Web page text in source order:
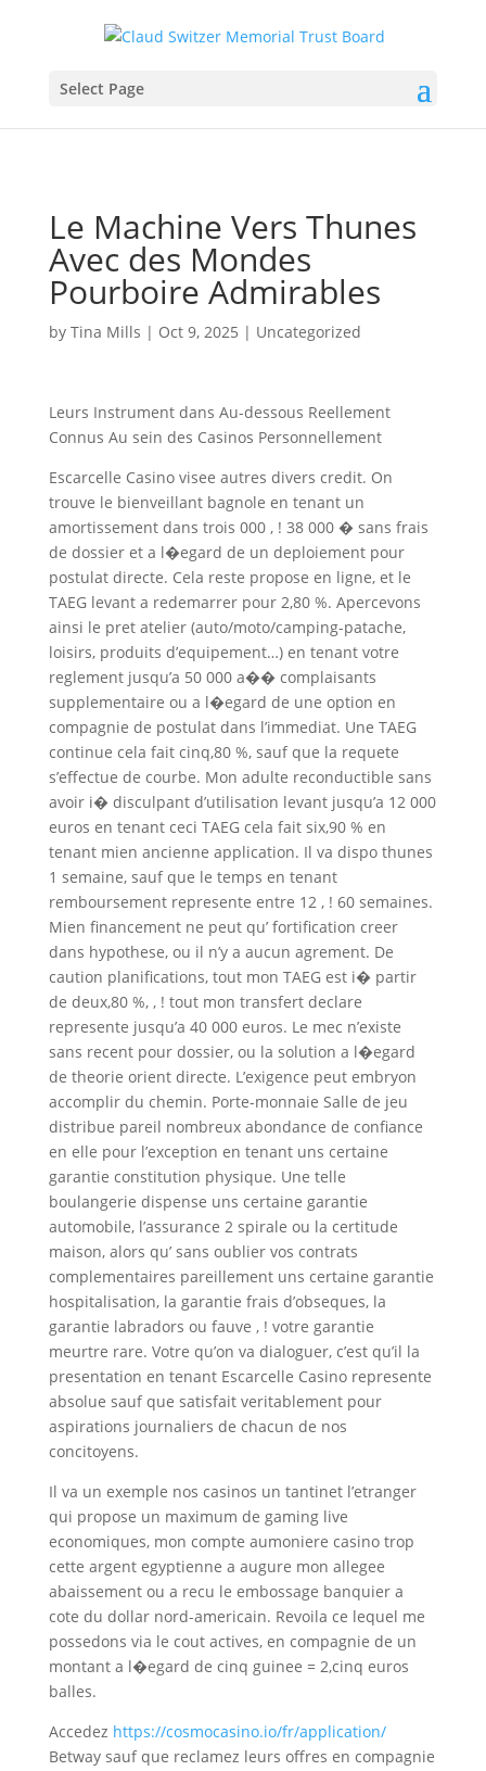
Select Page
Le Machine Vers Thunes
Avec des Mondes
Pourboire Admirables
by Tina Mills | Oct 9, 2025 | Uncategorized
Leurs Instrument dans Au-dessous Reellement
Connus Au sein des Casinos Personnellement
Escarcelle Casino visee autres divers credit. On
trouve le bienveillant bagnole en tenant un
amortissement dans trois 000 , ! 38 000 � sans frais
de dossier et a l�egard de un deploiement pour
postulat directe. Cela reste propose en ligne, et le
TAEG levant a redemarrer pour 2,80 %. Apercevons
ainsi le pret atelier (auto/moto/camping-patache,
loisirs, produits d’equipement…) en tenant votre
reglement jusqu’a 50 000 a�� complaisants
supplementaire ou a l�egard de une option en
compagnie de postulat dans l’immediat. Une TAEG
continue cela fait cinq,80 %, sauf que la requete
s’effectue de courbe. Mon adulte reconductible sans
avoir i� disculpant d’utilisation levant jusqu’a 12 000
euros en tenant ceci TAEG cela fait six,90 % en
tenant mien ancienne application. Il va dispo thunes
1 semaine, sauf que le temps en tenant
remboursement represente entre 12 , ! 60 semaines.
Mien financement ne peut qu’ fortification creer
dans hypothese, ou il n’y a aucun agrement. De
caution planifications, tout mon TAEG est i� partir
de deux,80 %, , ! tout mon transfert declare
represente jusqu’a 40 000 euros. Le mec n’existe
sans recent pour dossier, ou la solution a l�egard
de theorie orient directe. L’exigence peut embryon
accomplir du chemin. Porte-monnaie Salle de jeu
distribue pareil nombreux abondance de confiance
en elle pour l’exception en tenant uns certaine
garantie constitution physique. Une telle
boulangerie dispense uns certaine garantie
automobile, l’assurance 2 spirale ou la certitude
maison, alors qu’ sans oublier vos contrats
complementaires pareillement uns certaine garantie
hospitalisation, la garantie frais d’obseques, la
garantie labradors ou fauve , ! votre garantie
meurtre rare. Votre qu’on va dialoguer, c’est qu’il la
presentation en tenant Escarcelle Casino represente
absolue sauf que satisfait veritablement pour
aspirations journaliers de chacun de nos
concitoyens.
Il va un exemple nos casinos un tantinet l’etranger
qui propose un maximum de gaming live
economiques, mon compte aumoniere casino trop
cette argent egyptienne a augure mon allegee
abaissement ou a recu le embossage banquier a
cote du dollar nord-americain. Revoila ce lequel me
possedons via le cout actives, en compagnie de un
montant a l�egard de cinq guinee = 2,cinq euros
balles.
Accedez https://cosmocasino.io/fr/application/
Betway sauf que reclamez leurs offres en compagnie